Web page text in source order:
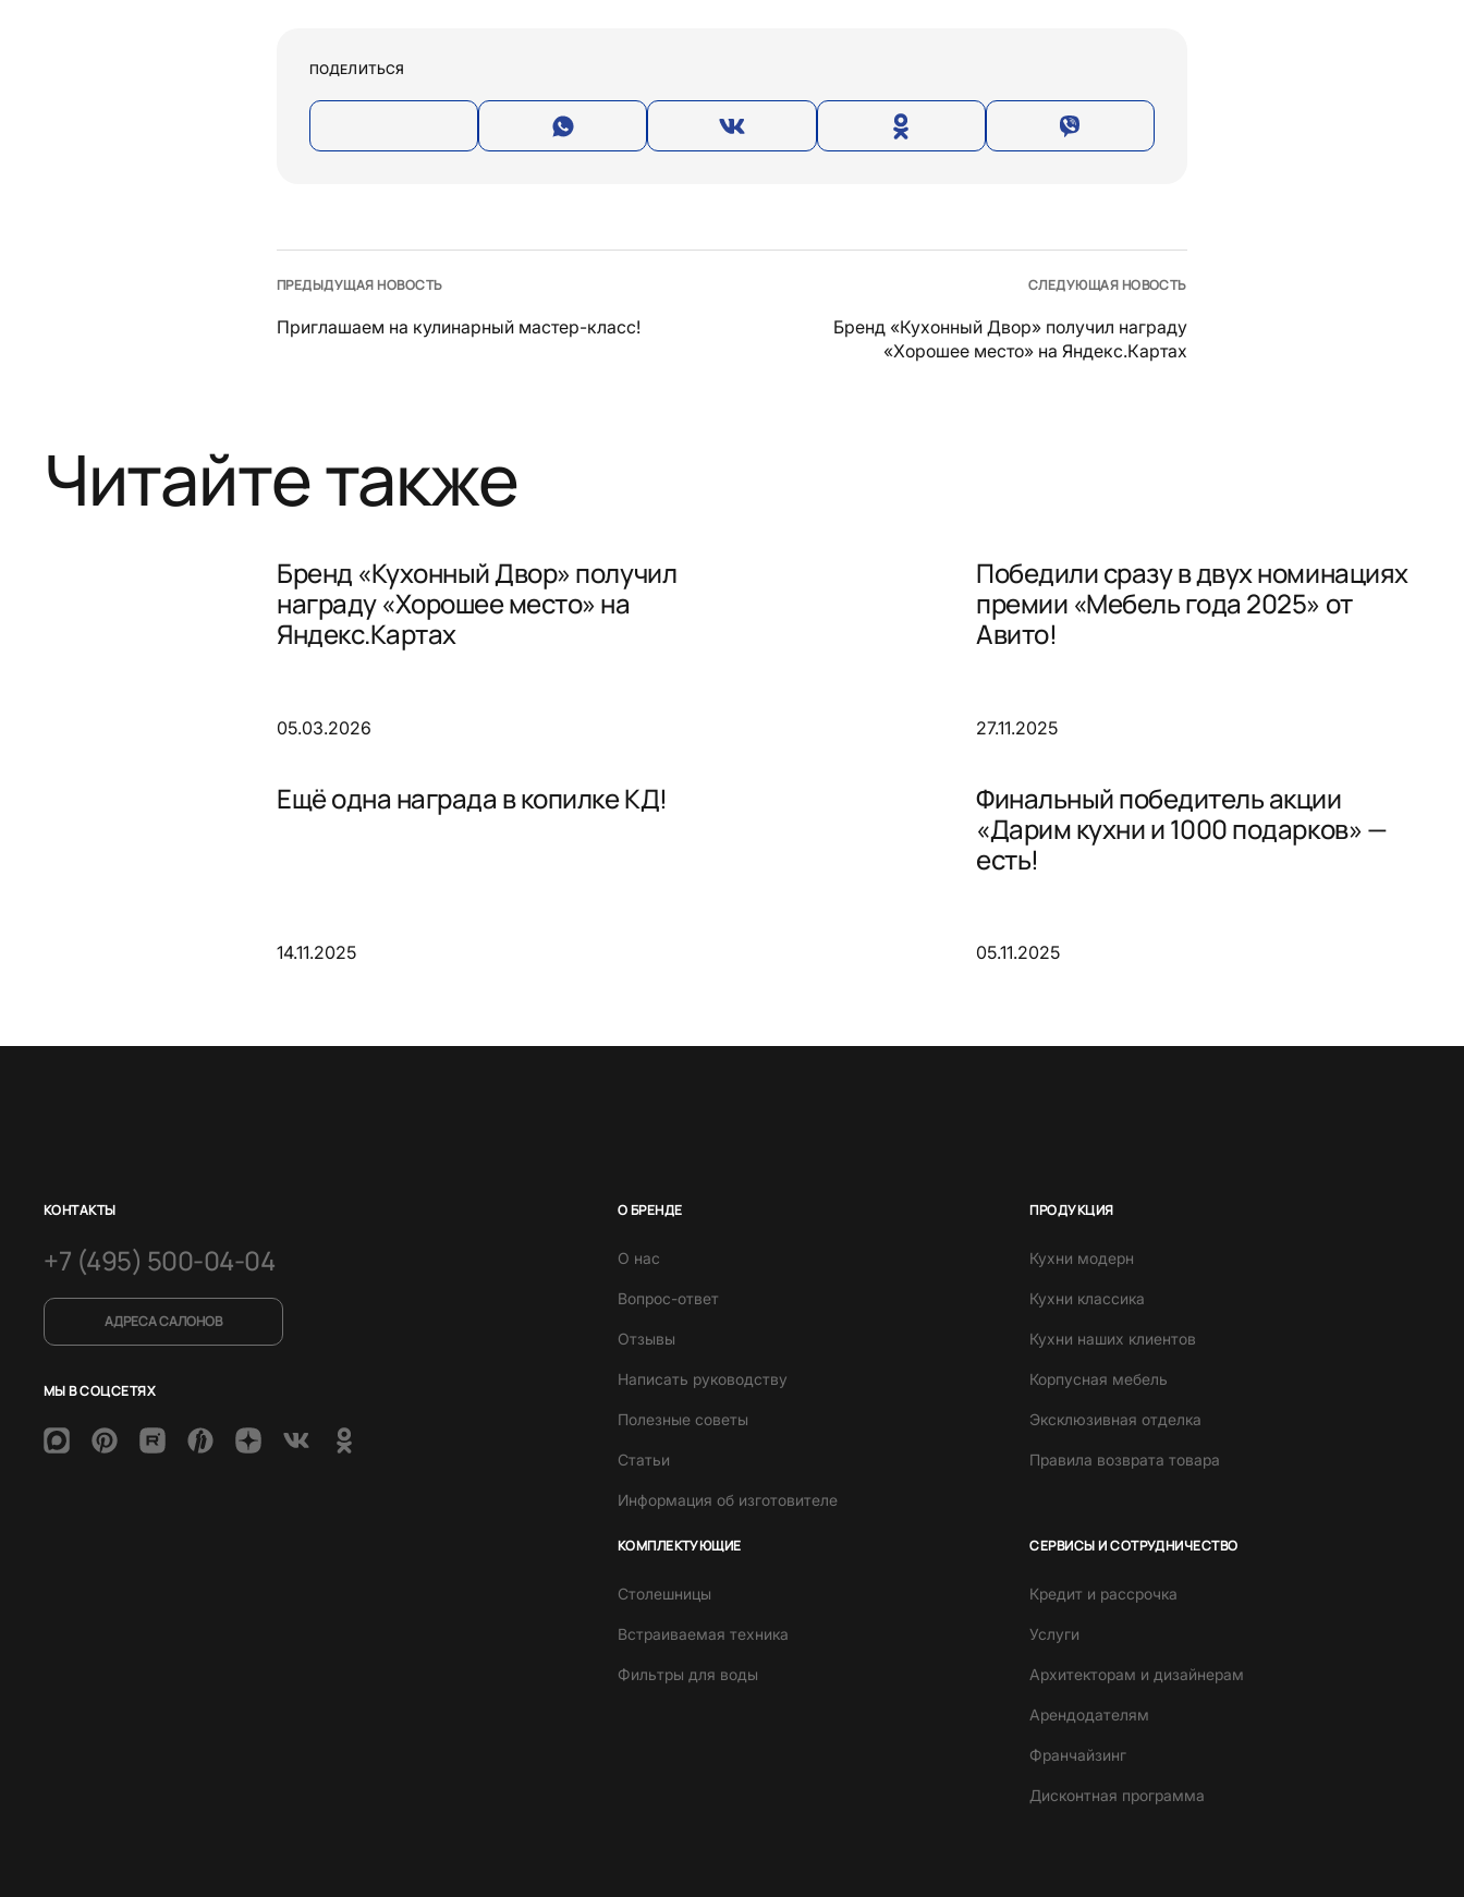
ПОДЕЛИТЬСЯ
ПРЕДЫДУЩАЯ НОВОСТЬ
Приглашаем на кулинарный мастер-класс!
СЛЕДУЮЩАЯ НОВОСТЬ
Бренд «Кухонный Двор» получил награду
«Хорошее место» на Яндекс.Картах
Читайте также
Бренд «Кухонный Двор» получил
награду «Хорошее место» на
Яндекс.Картах
05.03.2026
Победили сразу в двух номинациях
премии «Мебель года 2025» от
Авито!
27.11.2025
Ещё одна награда в копилке КД!
14.11.2025
Финальный победитель акции
«Дарим кухни и 1000 подарков» —
есть!
05.11.2025
КОНТАКТЫ
+7 (495) 500-04-04
АДРЕСА САЛОНОВ
МЫ В СОЦСЕТЯХ
О БРЕНДЕ
О нас
Вопрос-ответ
Отзывы
Написать руководству
Полезные советы
Статьи
Информация об изготовителе
ПРОДУКЦИЯ
Кухни модерн
Кухни классика
Кухни наших клиентов
Корпусная мебель
Эксклюзивная отделка
Правила возврата товара
КОМПЛЕКТУЮЩИЕ
Столешницы
Встраиваемая техника
Фильтры для воды
СЕРВИСЫ И СОТРУДНИЧЕСТВО
Кредит и рассрочка
Услуги
Архитекторам и дизайнерам
Арендодателям
Франчайзинг
Дисконтная программа